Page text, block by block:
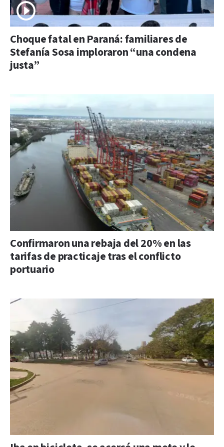
Choque fatal en Paraná: familiares de
Stefanía Sosa imploraron “una condena
justa”
Confirmaron una rebaja del 20% en las
tarifas de practicaje tras el conflicto
portuario